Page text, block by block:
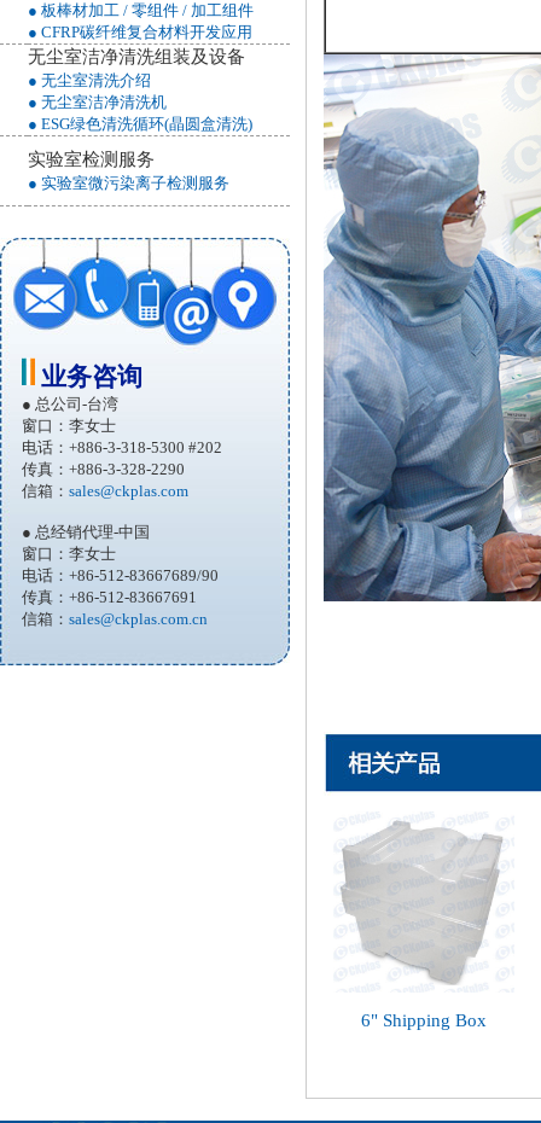
● 板棒材加工 / 零组件 / 加工组件
● CFRP碳纤维复合材料开发应用
无尘室洁净清洗组装及设备
● 无尘室清洗介绍
● 无尘室洁净清洗机
● ESG绿色清洗循环(晶圆盒清洗)
实验室检测服务
● 实验室微污染离子检测服务
业务咨询
● 总公司-台湾
窗口：李女士
电话：+886-3-318-5300 #202
传真：+886-3-328-2290
信箱： sales@ckplas.com
● 总经销代理-中国
窗口：李女士
电话：+86-512-83667689/90
传真：+86-512-83667691
信箱： sales@ckplas.com.cn
6" Shipping Box